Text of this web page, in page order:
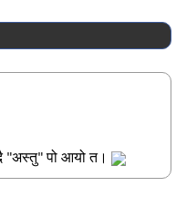
this!
"अस्तु" पो आयो त।